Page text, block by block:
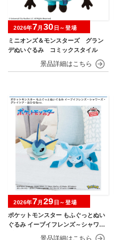
ミニオンズ＆モンスターズ グラン
デぬいぐるみ コミックスタイル
2026年7月 30 日～登場
ポケットモンスター もふぐっとぬい
ぐるみ イーブイフレンズ～シャワー
ズ・グレイシア～おひるねver.
2026年7月 29 日～登場